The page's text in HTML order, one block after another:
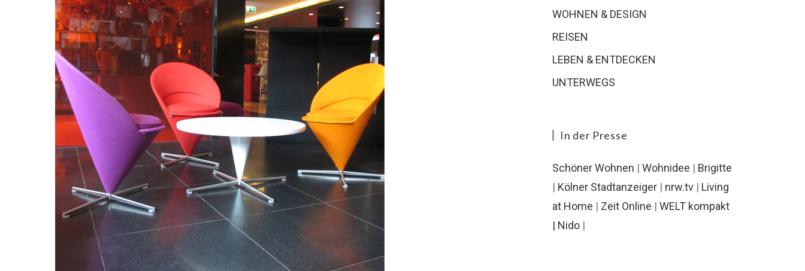
WOHNEN & DESIGN
REISEN
LEBEN & ENTDECKEN
UNTERWEGS
In der Presse
Schöner Wohnen | Wohnidee | Brigitte
| Kölner Stadtanzeiger | nrw.tv | Living
at Home | Zeit Online | WELT kompakt
| Nido |